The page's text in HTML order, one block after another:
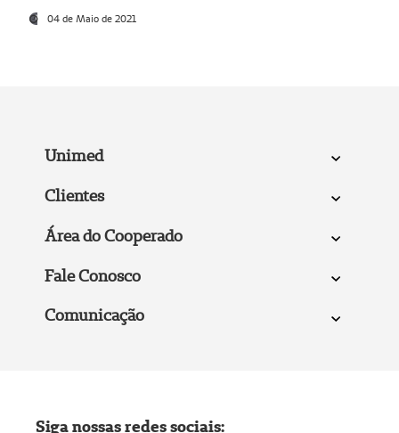
04 de Maio de 2021
Unimed
Clientes
Área do Cooperado
Fale Conosco
Comunicação
Siga nossas redes sociais: